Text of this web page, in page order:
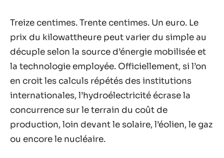
Treize centimes. Trente centimes. Un euro. Le
prix du kilowattheure peut varier du simple au
décuple selon la source d’énergie mobilisée et
la technologie employée. Officiellement, si l’on
en croit les calculs répétés des institutions
internationales, l’hydroélectricité écrase la
concurrence sur le terrain du coût de
production, loin devant le solaire, l’éolien, le gaz
ou encore le nucléaire.